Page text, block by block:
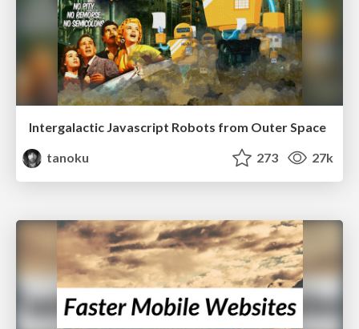
Intergalactic Javascript Robots from Outer Space
tanoku
273 27k